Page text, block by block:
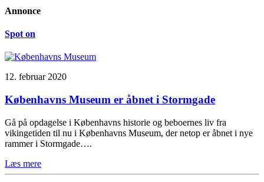
Annonce
Spot on
12. februar 2020
Københavns Museum er åbnet i Stormgade
Gå på opdagelse i Københavns historie og beboernes liv fra
vikingetiden til nu i Københavns Museum, der netop er åbnet i nye
rammer i Stormgade….
Læs mere